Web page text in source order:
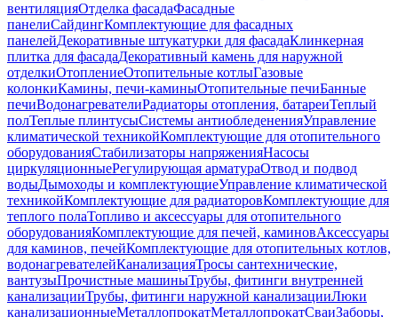
вентиляцияОтделка фасадаФасадные
панелиСайдингКомплектующие для фасадных
панелейДекоративные штукатурки для фасадаКлинкерная
плитка для фасадаДекоративный камень для наружной
отделкиОтоплениеОтопительные котлыГазовые
колонкиКамины, печи-каминыОтопительные печиБанные
печиВодонагревателиРадиаторы отопления, батареиТеплый
полТеплые плинтусыСистемы антиобледененияУправление
климатической техникойКомплектующие для отопительного
оборудованияСтабилизаторы напряженияНасосы
циркуляционныеРегулирующая арматураОтвод и подвод
водыДымоходы и комплектующиеУправление климатической
техникойКомплектующие для радиаторовКомплектующие для
теплого полаТопливо и аксессуары для отопительного
оборудованияКомплектующие для печей, каминовАксессуары
для каминов, печейКомплектующие для отопительных котлов,
водонагревателейКанализацияТросы сантехнические,
вантузыПрочистные машиныТрубы, фитинги внутренней
канализацииТрубы, фитинги наружной канализацииЛюки
канализационныеМеталлопрокатМеталлопрокатСваиЗаборы,